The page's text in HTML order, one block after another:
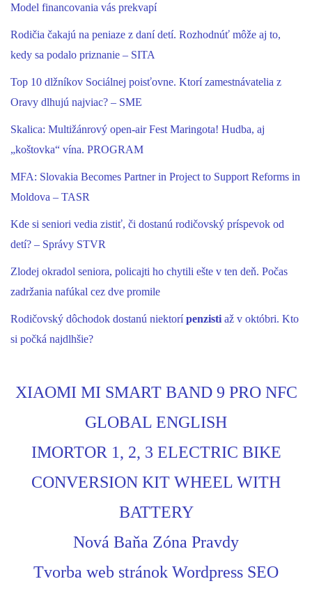
Model financovania vás prekvapí
Rodičia čakajú na peniaze z daní detí. Rozhodnúť môže aj to,
kedy sa podalo priznanie – SITA
Top 10 dlžníkov Sociálnej poisťovne. Ktorí zamestnávatelia z
Oravy dlhujú najviac? – SME
Skalica: Multižánrový open-air Fest Maringota! Hudba, aj
„koštovka“ vína. PROGRAM
MFA: Slovakia Becomes Partner in Project to Support Reforms in
Moldova – TASR
Kde si seniori vedia zistiť, či dostanú rodičovský príspevok od
detí? – Správy STVR
Zlodej okradol seniora, policajti ho chytili ešte v ten deň. Počas
zadržania nafúkal cez dve promile
Rodičovský dôchodok dostanú niektorípenzistiaž v októbri. Kto
si počká najdlhšie?
XIAOMI MI SMART BAND 9 PRO NFC
GLOBAL ENGLISH
IMORTOR 1, 2, 3 ELECTRIC BIKE
CONVERSION KIT WHEEL WITH
BATTERY
Nová Baňa Zóna Pravdy
Tvorba web stránok Wordpress SEO